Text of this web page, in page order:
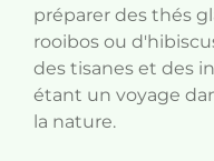
préparer des thés
rooibos ou
des tisanes et des
étant un voyage
la nature.